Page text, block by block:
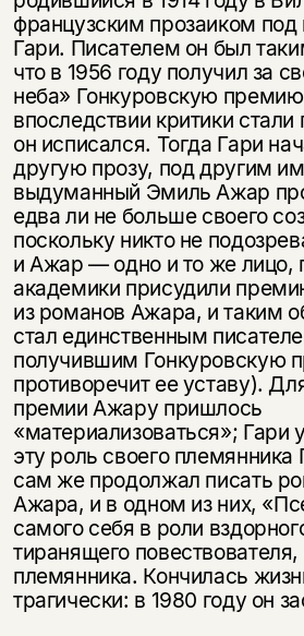
французским прозаиком
Гари. Писателем он был
что в 1956 году получил за
неба» Гонкуровскую
впоследствии критики стали
он исписался. Тогда Гари
другую прозу, под другим
выдуманный Эмиль Ажар
едва ли не больше своего
поскольку никто не
и Ажар — одно и то же лицо,
академики присудили
из романов Ажара, и таким
стал единственным
получившим Гонкуровскую
противоречит ее уставу).
премии Ажару пришлось
«материализоваться»; Гари
эту роль своего
сам же продолжал писать
Ажара, и в одном из них,
самого себя в роли
тиранящего повествователя,
племянника. Кончилась
трагически: в 1980 году он